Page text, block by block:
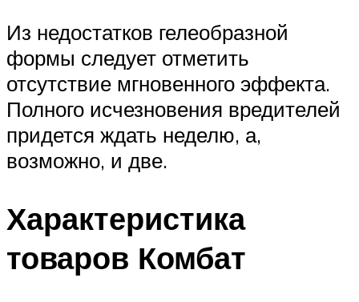
Из недостатков гелеобразной
формы следует отметить
отсутствие мгновенного эффекта.
Полного исчезновения вредителей
придется ждать неделю, а,
возможно, и две.
Характеристика
товаров Комбат